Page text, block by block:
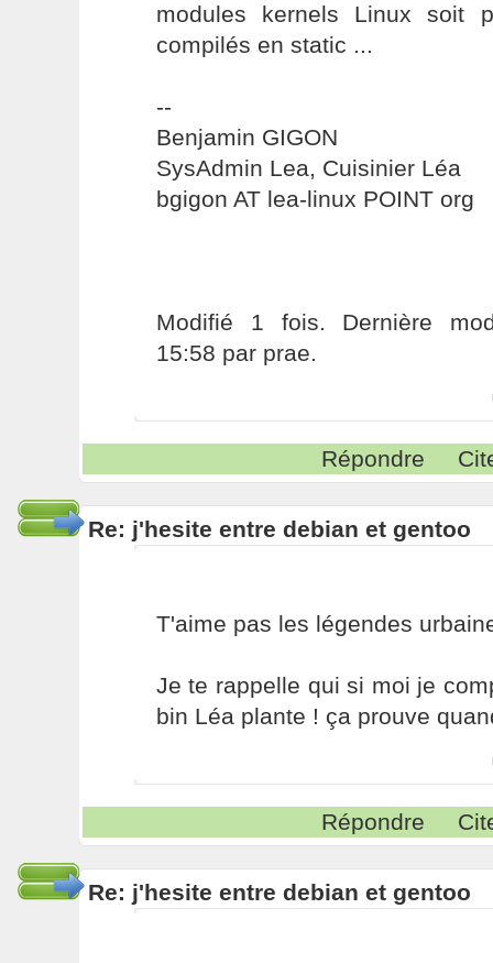
modules kernels Linux soit
compilés en static ...
--
Benjamin GIGON
SysAdmin Lea, Cuisinier Léa
bgigon AT lea-linux POINT org
Modifié 1 fois. Dernière
15:58 par prae.
Répondre
Re: j'hesite entre debian et gentoo
T'aime pas les légendes
Je te rappelle qui si moi je
bin Léa plante ! ça prouve
Répondre
Re: j'hesite entre debian et gentoo